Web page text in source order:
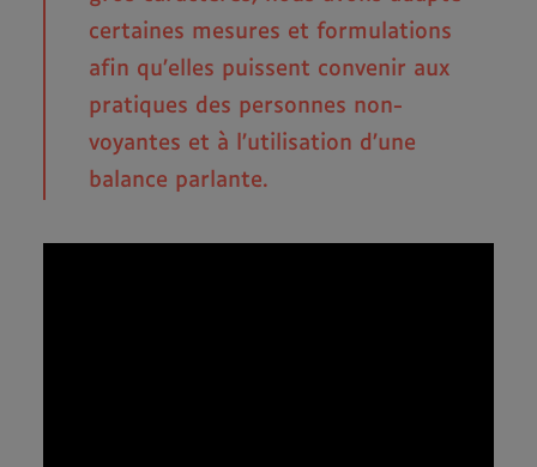
certaines mesures et formulations
afin qu’elles puissent convenir aux
pratiques des personnes non-
voyantes et à l’utilisation d’une
balance parlante.